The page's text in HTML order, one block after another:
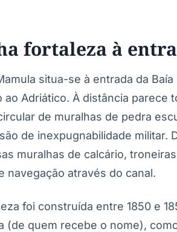
fortaleza à
situa-se à entrada da
ao Adriático. À distância parece
de muralhas de pedra
de inexpugnabilidade
muralhas de calcário,
navegação através do canal.
foi construída entre 1850 e
(de quem recebe o nome),